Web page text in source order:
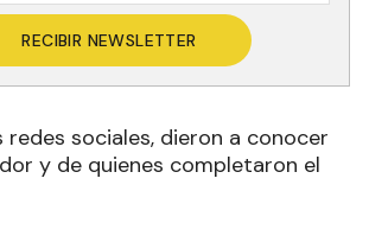
RECIBIR NEWSLETTER
redes sociales, dieron a conocer
y de quienes completaron el